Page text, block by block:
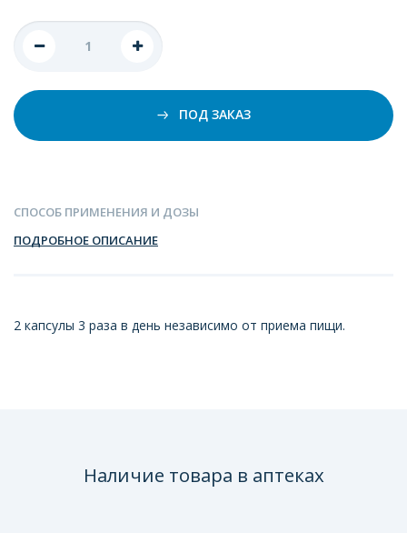
ПОД ЗАКАЗ
СПОСОБ ПРИМЕНЕНИЯ И ДОЗЫ
ПОДРОБНОЕ ОПИСАНИЕ
2 капсулы 3 раза в день независимо от приема пищи.
Наличие товара в аптеках